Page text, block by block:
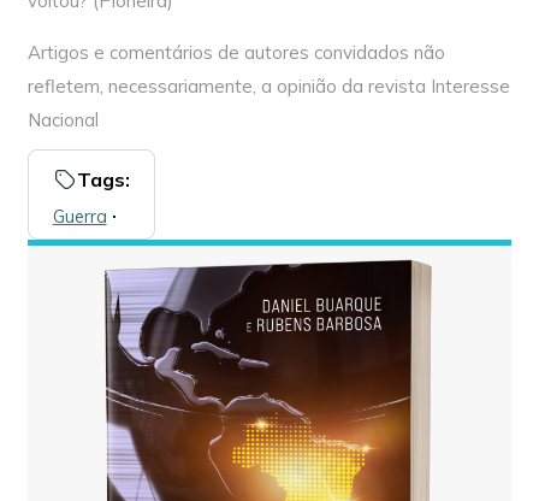
Artigos e comentários de autores convidados não
refletem, necessariamente, a opinião da revista Interesse
Nacional
Tags:
Guerra 🞌